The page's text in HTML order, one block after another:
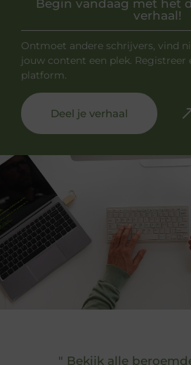
Begin vandaag met het
verhaal!
Ontmoet andere schrijvers, vind
jouw content een plek. Registreer
platform.
Deel je verhaal
" Bekijk alle